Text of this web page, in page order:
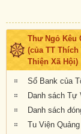
Thư Ngỏ Kêu
(của TT
Thiện Xã Hội)
Danh sách